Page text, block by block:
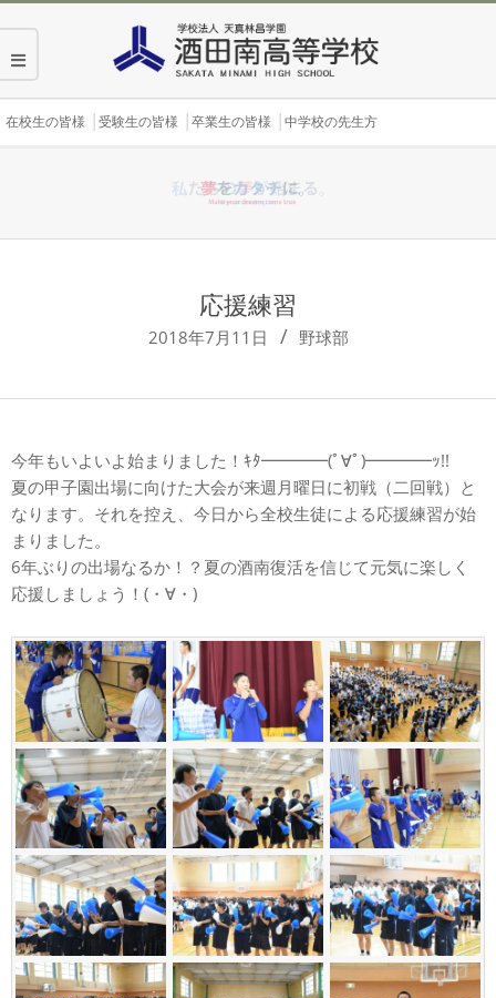
content
Secondary
在校生の皆様 受験生の皆様 卒業生の皆様 中学校の先生方
応援練習
2018年7月11日 野球部
今年もいよいよ始まりました！ｷﾀ━━━━(ﾟ∀ﾟ)━━━━ｯ!!
夏の甲子園出場に向けた大会が来週月曜日に初戦（二回戦）と
なります。それを控え、今日から全校生徒による応援練習が始
まりました。
6年ぶりの出場なるか！？夏の酒南復活を信じて元気に楽しく
応援しましょう！(・∀・)